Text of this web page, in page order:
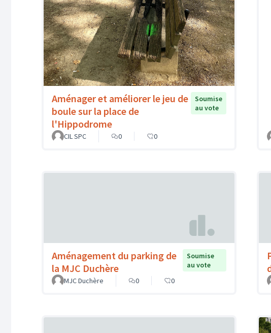
Aménager et améliorer le jeu de
boule sur la place de
l'Hippodrome
Soumise
au vote
CIL SPC 0 0
Aménagement du parking de
la MJC Duchère
Soumise
au vote
MJC Duchère
0 0